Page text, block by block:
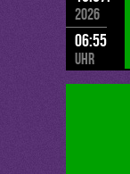
2026
06:55
Uhr